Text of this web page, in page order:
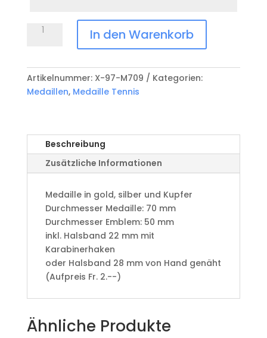
Medaille
97-
M709
Menge
In den Warenkorb
Artikelnummer: X-97-M709
Kategorien:
Medaillen, Medaille Tennis
Beschreibung
Zusätzliche Informationen
Medaille in gold, silber und Kupfer
​Durchmesser Medaille: 70 mm
Durchmesser Emblem: 50 mm
​inkl. Halsband 22 mm mit
Karabinerhaken
oder Halsband 28 mm von Hand genäht
(Aufpreis Fr. 2.--)
Ähnliche Produkte